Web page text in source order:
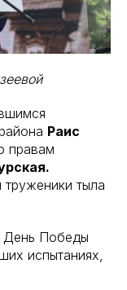
Раис
правам
труженики тыла
День Победы
испытаниях,